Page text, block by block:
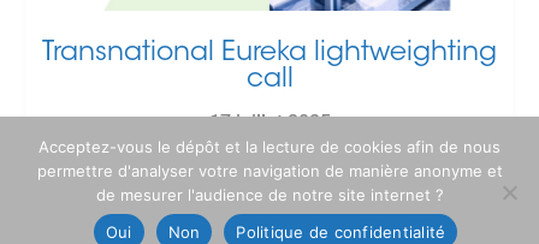
Transnational Eureka lightweighting
call
17 juillet 2025
Acceptez-vous le dépôt et la lecture de cookies afin de nous
permettre d'analyser votre navigation de manière anonyme et
de mesurer l'audience de notre site internet ?
Oui
Non Politique de confidentialité